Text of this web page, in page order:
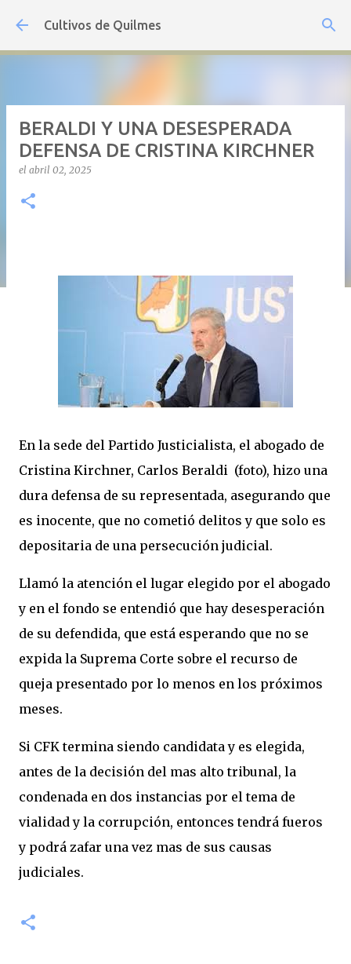
Ir al contenido principal
Cultivos de Quilmes
BERALDI Y UNA DESESPERADA
DEFENSA DE CRISTINA KIRCHNER
el abril 02, 2025
En la sede del Partido Justicialista, el abogado de
Cristina Kirchner, Carlos Beraldi (foto), hizo una
dura defensa de su representada, asegurando que
es inocente, que no cometió delitos y que solo es
depositaria de una persecución judicial.
Llamó la atención el lugar elegido por el abogado
y en el fondo se entendió que hay desesperación
de su defendida, que está esperando que no se
expida la Suprema Corte sobre el recurso de
queja presentado por lo menos en los próximos
meses.
Si CFK termina siendo candidata y es elegida,
antes de la decisión del mas alto tribunal, la
condenada en dos instancias por el tema de
vialidad y la corrupción, entonces tendrá fueros
y podrá zafar una vez mas de sus causas
judiciales.